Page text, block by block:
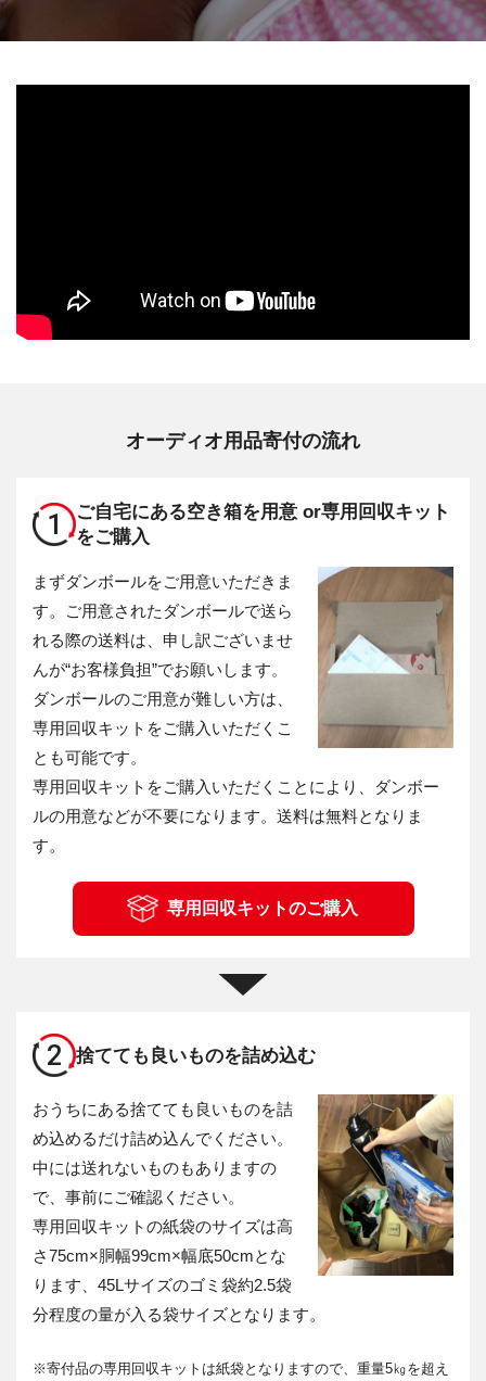
オーディオ用品寄付の流れ
1 ご自宅にある空き箱を用意 or専用回収キット
をご購入
まずダンボールをご用意いただきま
す。ご用意されたダンボールで送ら
れる際の送料は、申し訳ございませ
んが“お客様負担”でお願いします。
ダンボールのご用意が難しい方は、
専用回収キットをご購入いただくこ
とも可能です。
専用回収キットをご購入いただくことにより、ダンボー
ルの用意などが不要になります。送料は無料となりま
す。
専用回収キットのご購入
2 捨てても良いものを詰め込む
おうちにある捨てても良いものを詰
め込めるだけ詰め込んでください。
中には送れないものもありますの
で、事前にご確認ください。
専用回収キットの紙袋のサイズは高
さ75cm×胴幅99cm×幅底50cmとな
ります、45Lサイズのゴミ袋約2.5袋
分程度の量が入る袋サイズとなります。
※寄付品の専用回収キットは紙袋となりますので、重量5㎏を超え